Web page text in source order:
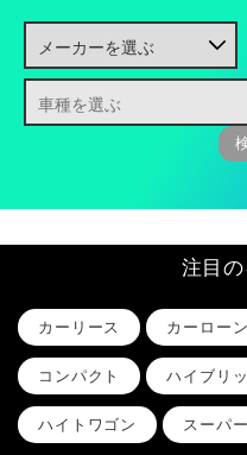
注目
カーリース カーローン
コンパクト ハイブリ
ハイトワゴン スーパ